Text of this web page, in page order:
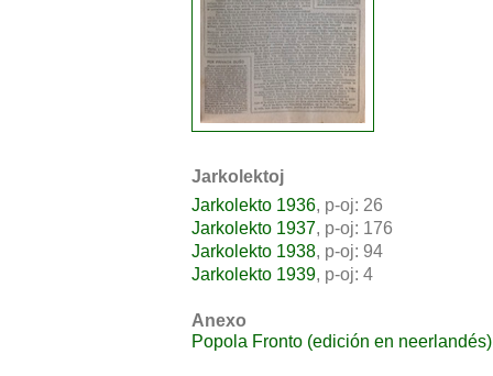
Jarkolektoj
Jarkolekto 1936, p-oj: 26
Jarkolekto 1937, p-oj: 176
Jarkolekto 1938, p-oj: 94
Jarkolekto 1939, p-oj: 4
Anexo
Popola Fronto (edición en neerlandés)